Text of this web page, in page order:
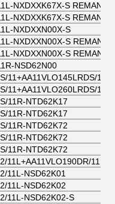
NXDXXK67X-S REMAN
NXDXXK67X-S REMAN
NXDXXN00X-S
NXDXXN00X-S REMAN
NXDXXN00X-S REMAN
NSD62N00
11+AA11VLO145LRDS/11-K
11+AA11VLO260LRDS/11-K
11R-NTD62K17
11R-NTD62K17
11R-NTD62K72
11R-NTD62K72
11R-NTD62K72
11L+AA11VLO190DR/11L
11L-NSD62K01
11L-NSD62K02
11L-NSD62K02-S